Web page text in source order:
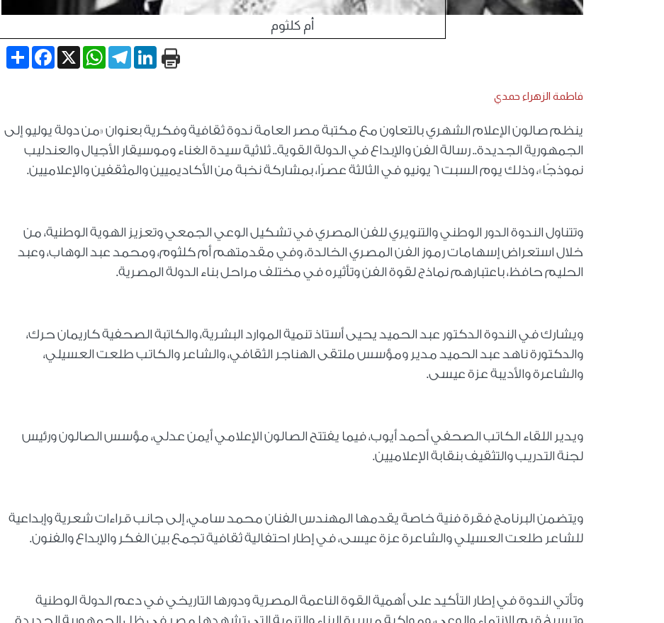
أم كلثوم
Share
Facebook X
WhatsApp
TelegramLinkedIn
فاطمة الزهراء حمدي
ينظم صالون الإعلام الشهري بالتعاون مع مكتبة مصر العامة ندوة ثقافية وفكرية بعنوان «من دولة يوليو إلى
الجمهورية الجديدة.. رسالة الفن والإبداع في الدولة القوية.. ثلاثية سيدة الغناء وموسيقار الأجيال والعندليب
نموذجًا»، وذلك يوم السبت 6 يونيو في الثالثة عصرًا، بمشاركة نخبة من الأكاديميين والمثقفين والإعلاميين.
وتتناول الندوة الدور الوطني والتنويري للفن المصري في تشكيل الوعي الجمعي وتعزيز الهوية الوطنية، من
خلال استعراض إسهامات رموز الفن المصري الخالدة، وفي مقدمتهم أم كلثوم، ومحمد عبد الوهاب، وعبد
الحليم حافظ، باعتبارهم نماذج لقوة الفن وتأثيره في مختلف مراحل بناء الدولة المصرية.
ويشارك في الندوة الدكتور عبد الحميد يحيى أستاذ تنمية الموارد البشرية، والكاتبة الصحفية كاريمان حرك،
والدكتورة ناهد عبد الحميد مدير ومؤسس ملتقى الهناجر الثقافي، والشاعر والكاتب طلعت العسيلي،
والشاعرة والأديبة عزة عيسى.
ويدير اللقاء الكاتب الصحفي أحمد أيوب، فيما يفتتح الصالون الإعلامي أيمن عدلي، مؤسس الصالون ورئيس
لجنة التدريب والتثقيف بنقابة الإعلاميين.
ويتضمن البرنامج فقرة فنية خاصة يقدمها المهندس الفنان محمد سامي، إلى جانب قراءات شعرية وإبداعية
للشاعر طلعت العسيلي والشاعرة عزة عيسى، في إطار احتفالية ثقافية تجمع بين الفكر والإبداع والفنون.
وتأتي الندوة في إطار التأكيد على أهمية القوة الناعمة المصرية ودورها التاريخي في دعم الدولة الوطنية